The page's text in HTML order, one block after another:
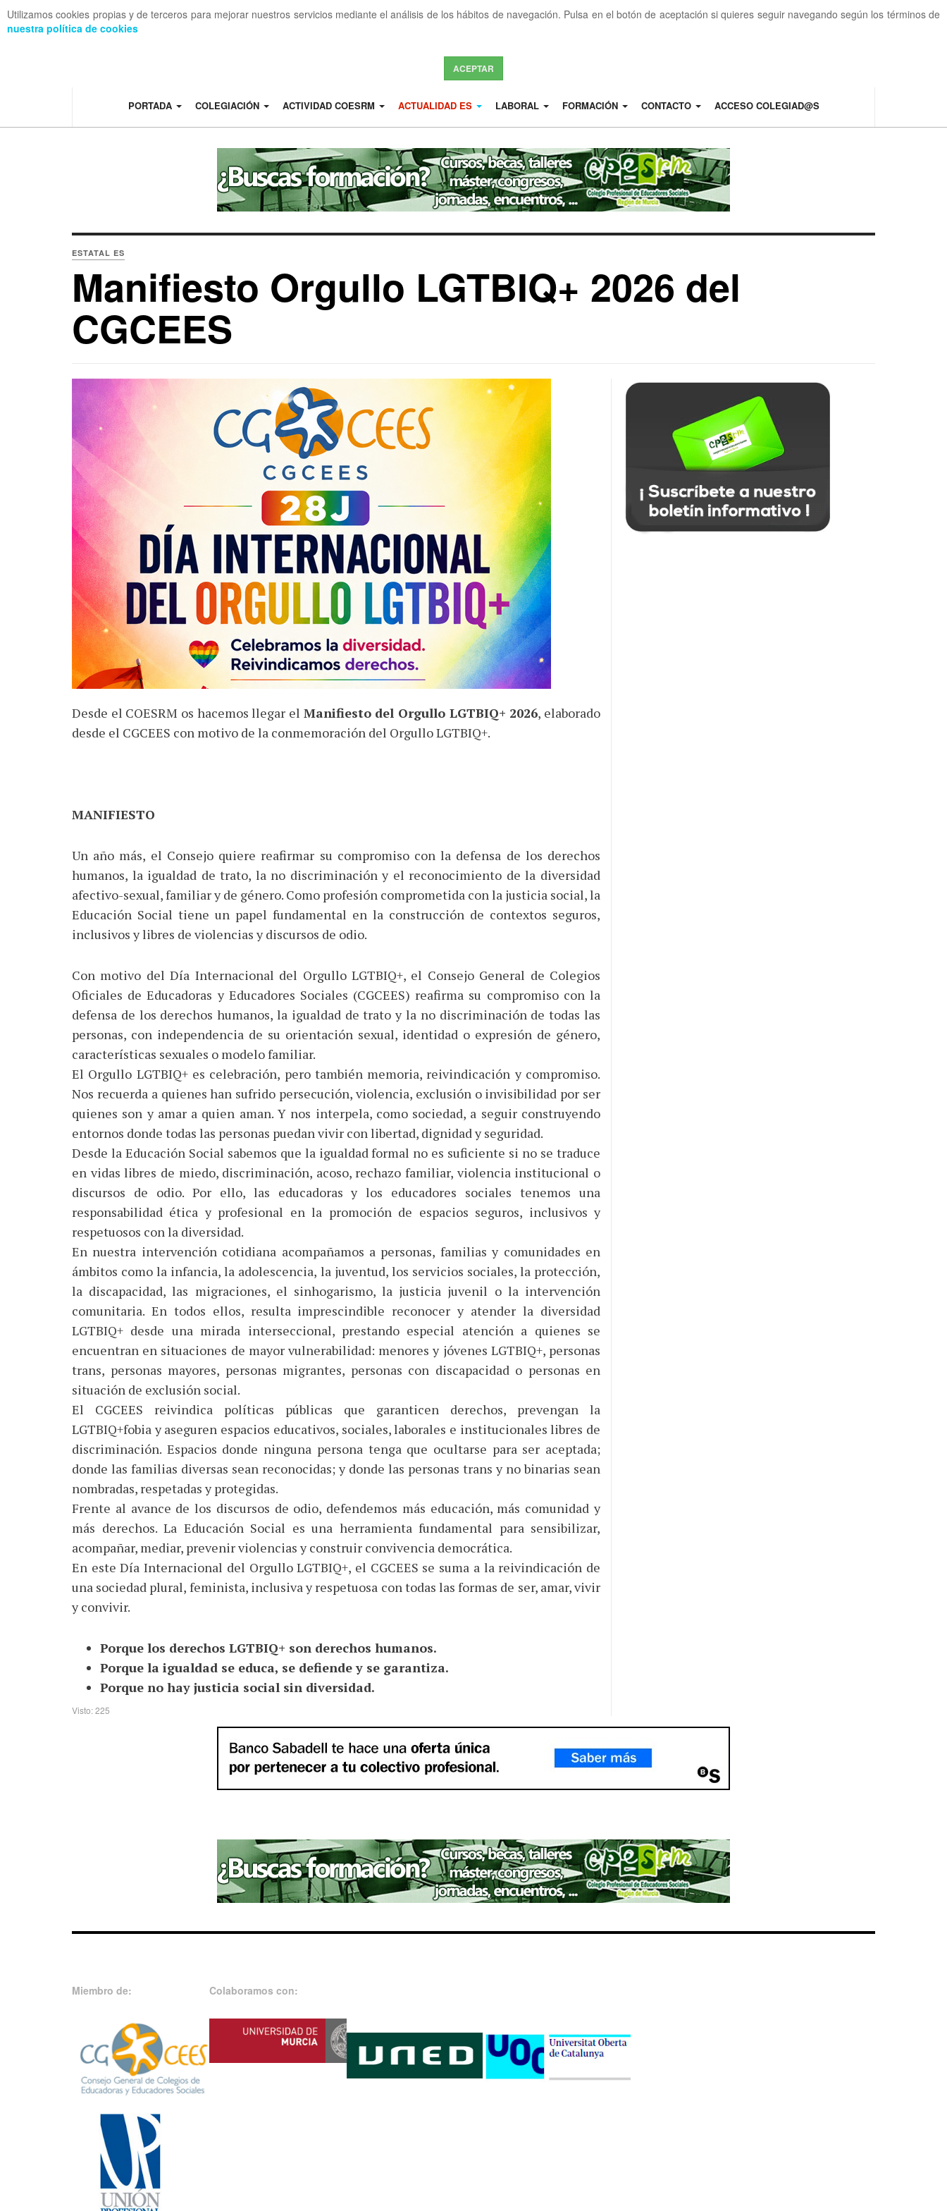
Utilizamos cookies propias y de terceros para mejorar nuestros servicios mediante el análisis de los hábitos de navegación. Pulsa en el botón de aceptación si quieres seguir navegando según los términos de
nuestra política de cookies
ACEPTAR
PORTADA COLEGIACIÓN ACTIVIDAD COESRM ACTUALIDAD ES LABORAL FORMACIÓN CONTACTO ACCESO COLEGIAD@S
ESTATAL ES
Manifiesto Orgullo LGTBIQ+ 2026 del
CGCEES
Desde el COESRM os hacemos llegar el Manifiesto del Orgullo LGTBIQ+ 2026, elaborado
desde el CGCEES con motivo de la conmemoración del Orgullo LGTBIQ+.
MANIFIESTO
Un año más, el Consejo quiere reafirmar su compromiso con la defensa de los derechos
humanos, la igualdad de trato, la no discriminación y el reconocimiento de la diversidad
afectivo-sexual, familiar y de género. Como profesión comprometida con la justicia social, la
Educación Social tiene un papel fundamental en la construcción de contextos seguros,
inclusivos y libres de violencias y discursos de odio.
Con motivo del Día Internacional del Orgullo LGTBIQ+, el Consejo General de Colegios
Oficiales de Educadoras y Educadores Sociales (CGCEES) reafirma su compromiso con la
defensa de los derechos humanos, la igualdad de trato y la no discriminación de todas las
personas, con independencia de su orientación sexual, identidad o expresión de género,
características sexuales o modelo familiar.
El Orgullo LGTBIQ+ es celebración, pero también memoria, reivindicación y compromiso.
Nos recuerda a quienes han sufrido persecución, violencia, exclusión o invisibilidad por ser
quienes son y amar a quien aman. Y nos interpela, como sociedad, a seguir construyendo
entornos donde todas las personas puedan vivir con libertad, dignidad y seguridad.
Desde la Educación Social sabemos que la igualdad formal no es suficiente si no se traduce
en vidas libres de miedo, discriminación, acoso, rechazo familiar, violencia institucional o
discursos de odio. Por ello, las educadoras y los educadores sociales tenemos una
responsabilidad ética y profesional en la promoción de espacios seguros, inclusivos y
respetuosos con la diversidad.
En nuestra intervención cotidiana acompañamos a personas, familias y comunidades en
ámbitos como la infancia, la adolescencia, la juventud, los servicios sociales, la protección,
la discapacidad, las migraciones, el sinhogarismo, la justicia juvenil o la intervención
comunitaria. En todos ellos, resulta imprescindible reconocer y atender la diversidad
LGTBIQ+ desde una mirada interseccional, prestando especial atención a quienes se
encuentran en situaciones de mayor vulnerabilidad: menores y jóvenes LGTBIQ+, personas
trans, personas mayores, personas migrantes, personas con discapacidad o personas en
situación de exclusión social.
El CGCEES reivindica políticas públicas que garanticen derechos, prevengan la
LGTBIQ+fobia y aseguren espacios educativos, sociales, laborales e institucionales libres de
discriminación. Espacios donde ninguna persona tenga que ocultarse para ser aceptada;
donde las familias diversas sean reconocidas; y donde las personas trans y no binarias sean
nombradas, respetadas y protegidas.
Frente al avance de los discursos de odio, defendemos más educación, más comunidad y
más derechos. La Educación Social es una herramienta fundamental para sensibilizar,
acompañar, mediar, prevenir violencias y construir convivencia democrática.
En este Día Internacional del Orgullo LGTBIQ+, el CGCEES se suma a la reivindicación de
una sociedad plural, feminista, inclusiva y respetuosa con todas las formas de ser, amar, vivir
y convivir.
Porque los derechos LGTBIQ+ son derechos humanos.
Porque la igualdad se educa, se defiende y se garantiza.
Porque no hay justicia social sin diversidad.
Visto: 225
Miembro de: Colaboramos con: